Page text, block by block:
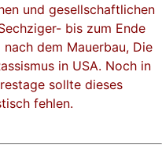
und gesellschaftlichen
bis zum Ende
dem Mauerbau, Die
in USA. Noch in
sollte dieses
fehlen.